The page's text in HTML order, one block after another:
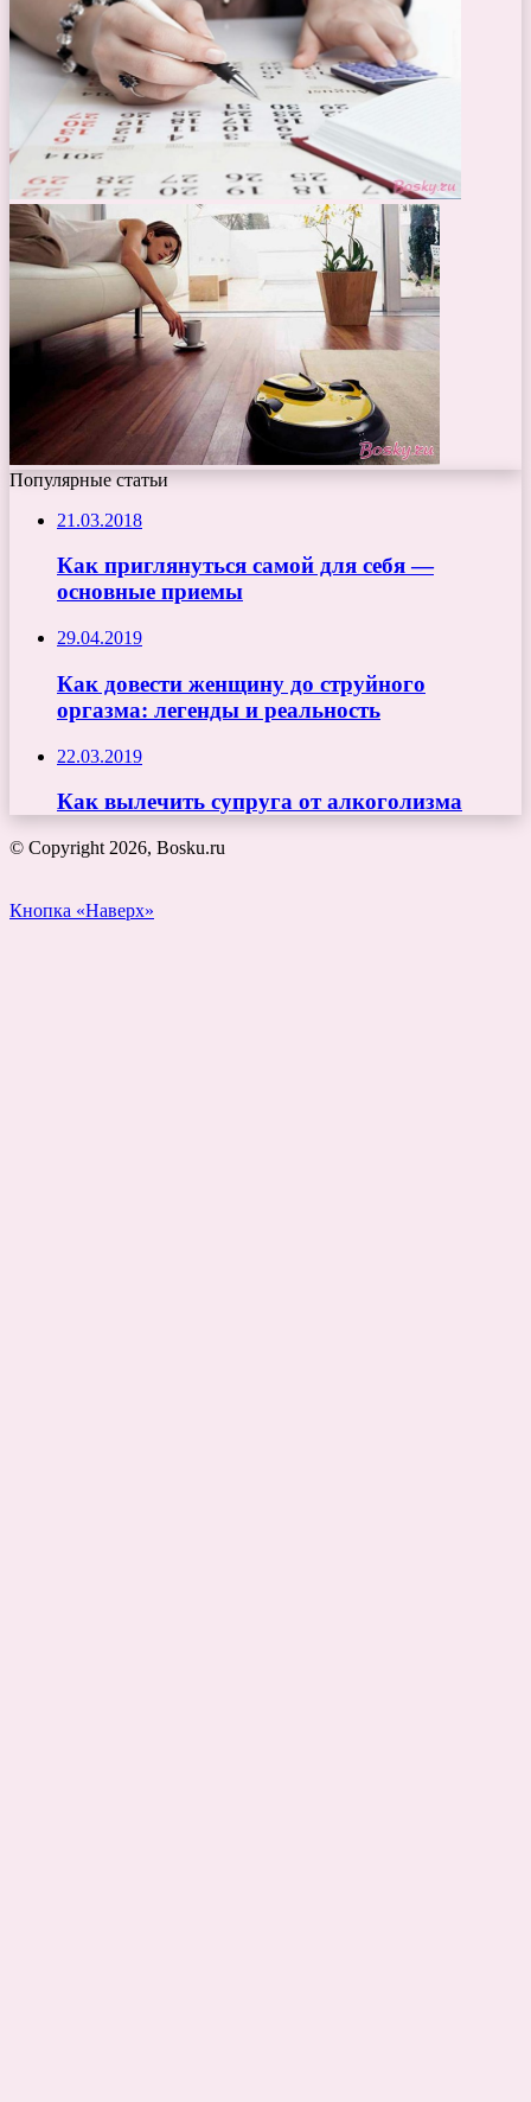
Популярные статьи
21.03.2018
Как приглянуться самой для себя —
основные приемы
29.04.2019
Как довести женщину до струйного
оргазма: легенды и реальность
22.03.2019
Как вылечить супруга от алкоголизма
© Copyright 2026, Bosku.ru
Кнопка «Наверх»